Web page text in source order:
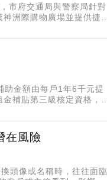
市府交通局與警察局針對
洲際購物廣場並提供捷運
助金額由每戶1年6千元提
補貼第三級核定資格，家
在風險
頭像或名稱時，往往面臨